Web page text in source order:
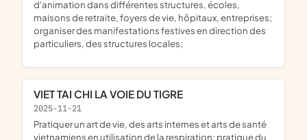
d'animation dans différentes structures, écoles,
maisons de retraite, foyers de vie, hôpitaux, entreprises;
organiser des manifestations festives en direction des
particuliers, des structures locales;
VIET TAI CHI LA VOIE DU TIGRE
2025-11-21
pratiquer un art de vie, des arts internes et arts de santé
vietnamiens en utilisation de la respiration; pratique du